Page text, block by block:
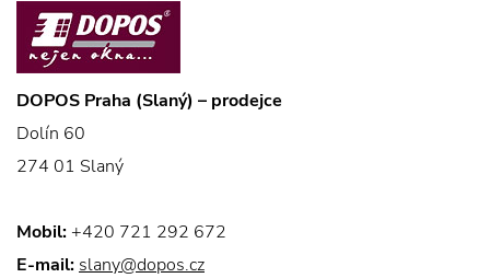
DOPOS Praha (Slaný) – prodejce
Dolín 60
274 01 Slaný
Mobil: +420 721 292 672
E-mail: slany@dopos.cz